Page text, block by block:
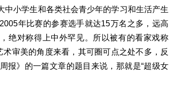
中小学生和各类社会青少年的学习和生活产生
年比赛的参赛选手就达15万名之多，远高
绝对称得上中外罕见。所以被有的看家戏称
审美的角度来看，其可圈可点之处不多，反
报》的一篇文章的题目来说，那就是“超级女